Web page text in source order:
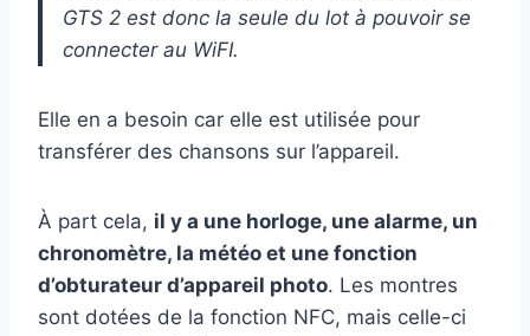
GTS 2 est donc la seule du lot à pouvoir se
connecter au WiFI.
Elle en a besoin car elle est utilisée pour
transférer des chansons sur l’appareil.
À part cela, il y a une horloge, une alarme, un
chronomètre, la météo et une fonction
d’obturateur d’appareil photo. Les montres
sont dotées de la fonction NFC, mais celle-ci